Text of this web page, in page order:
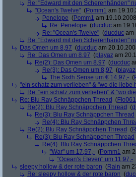
Re: "Edward mit den Scherenhänden"
"Ocean's Twelve" (Pomm1 am
Penelope (Pomm1 am
Re: Penelope (ducduc am
Re: "Ocean's Twelve" (ducduc am
Re: "Edward mit den Scherenhänden"
Das Omen um 8,97 (ducduc am
Re: Das Omen um 8,97 (playaz am
Re(2): Das Omen um 8,97 (ducduc
Re(3): Das Omen um 8,97 (playaz
The Sixth Sense um € 14,97,- (
"ein schatz zum verlieben" & "wo die liebe
Re: "ein schatz zum verlieben" & "wo
Re: Blu Ray Schnäppchen Thread (
Re(2): Blu Ray Schnäppchen Thread (
Re(3): Blu Ray Schnäppchen Thread
Re(4): Blu Ray Schnäppchen
Re(2): Blu Ray Schnäppchen Thread (
Re(3): Blu Ray Schnäppchen Thread
Re(4): Blu Ray Schnäppchen
"War" um 17,97,- (Pomm1 am
"Ocean's Eleven" um 11,97,-
sleepy hollow & der rote baron (Rain am
Re: sleepy hollow & der rote baron (